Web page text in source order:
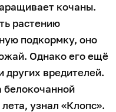
кочаны.
растению
подкормку, оно
Однако его ещё
других вредителей.
белокочанной
узнал «Клопс».